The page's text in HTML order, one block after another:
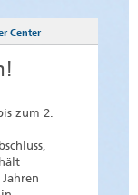
Center
zum 2.